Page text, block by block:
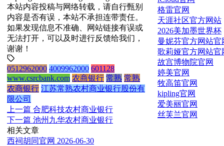
本站内容投稿与网络转载，请自行甄别
内容是否有误，本站不承担连带责任。
如果发现信息不准确、网站链接有误或
无法打开，可以及时进行反馈给我们，
谢谢！
0512962000 4009962000 601128
www.csrcbank.com 农商银行 常熟 常熟
农商银行 江苏常熟农村商业银行股份有
限公司
上一篇 合肥科技农村商业银行
下一篇 池州九华农村商业银行
相关文章
西祠胡同官网 2026-06-30
格雷官网
天涯社区官方网站
2026美加墨世界杯
曼妮芬官方网站官
歌莉娅官方网站官
故宫博物院官网
婷美官网
牧高笛官网
kipling官网
爱美丽官网
丝芙兰官网